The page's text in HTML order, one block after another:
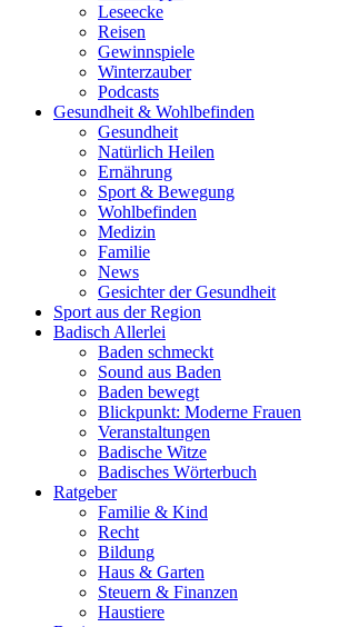
Leseecke
Reisen
Gewinnspiele
Winterzauber
Podcasts
Gesundheit & Wohlbefinden
Gesundheit
Natürlich Heilen
Ernährung
Sport & Bewegung
Wohlbefinden
Medizin
Familie
News
Gesichter der Gesundheit
Sport aus der Region
Badisch Allerlei
Baden schmeckt
Sound aus Baden
Baden bewegt
Blickpunkt: Moderne Frauen
Veranstaltungen
Badische Witze
Badisches Wörterbuch
Ratgeber
Familie & Kind
Recht
Bildung
Haus & Garten
Steuern & Finanzen
Haustiere